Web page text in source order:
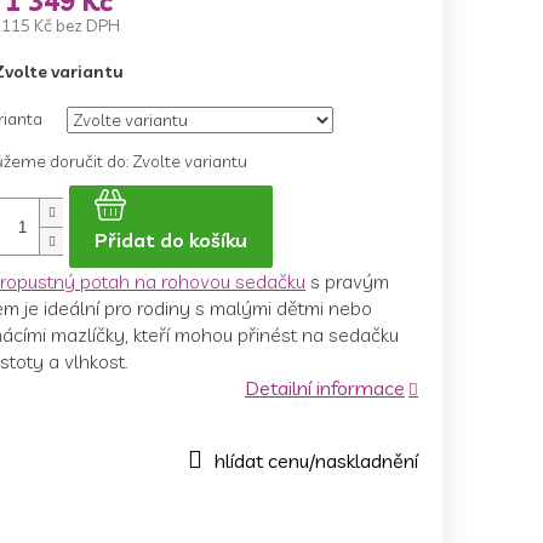
Kč bez DPH
variantu
doručit do: Zvolte variantu
Přidat do košíku
potah na rohovou sedačku s pravým
je ideální pro rodiny s malými dětmi nebo
mazlíčky, kteří mohou přinést na sedačku
a vlhkost.
Detailní informace